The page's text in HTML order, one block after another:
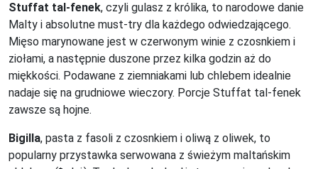
Stuffat tal-fenek, czyli gulasz z królika, to narodowe danie
Malty i absolutne must-try dla każdego odwiedzającego.
Mięso marynowane jest w czerwonym winie z czosnkiem i
ziołami, a następnie duszone przez kilka godzin aż do
miękkości. Podawane z ziemniakami lub chlebem idealnie
nadaje się na grudniowe wieczory. Porcje Stuffat tal-fenek
zawsze są hojne.
Bigilla, pasta z fasoli z czosnkiem i oliwą z oliwek, to
popularny przystawka serwowana z świeżym maltańskim